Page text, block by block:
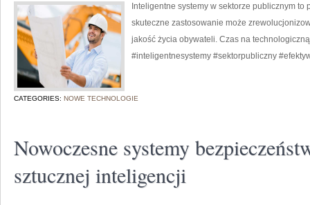
Inteligentne systemy w sektorze publicznym to
skuteczne zastosowanie może
jakość życia obywateli. Czas na
#inteligentnesystemy #sektorpubliczny
CATEGORIES: NOWE TECHNOLOGIE
Nowoczesne systemy
sztucznej inteligencji